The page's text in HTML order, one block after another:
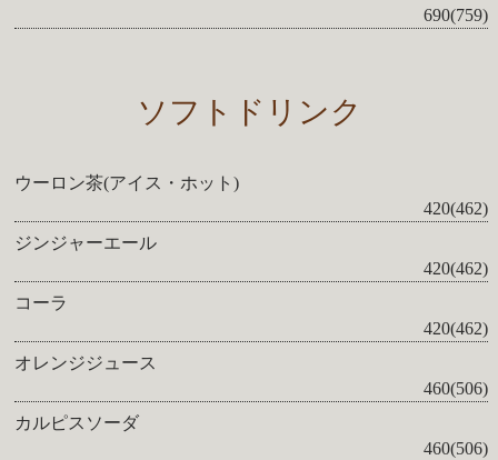
690(759)
ソフトドリンク
ウーロン茶(アイス・ホット)
420(462)
ジンジャーエール
420(462)
コーラ
420(462)
オレンジジュース
460(506)
カルピスソーダ
460(506)